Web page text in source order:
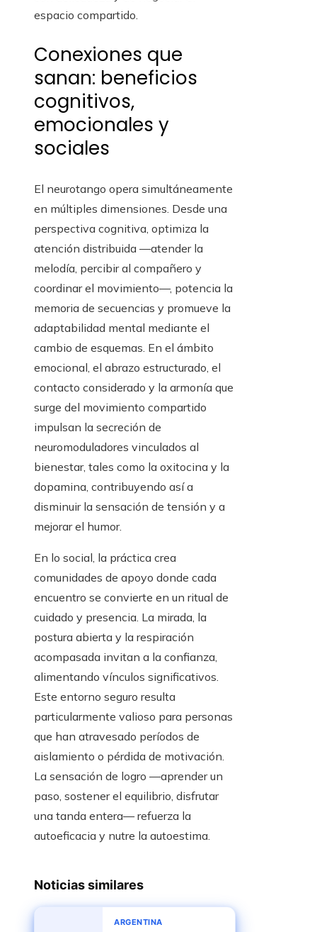
espacio compartido.
Conexiones que
sanan: beneficios
cognitivos,
emocionales y
sociales
El neurotango opera simultáneamente
en múltiples dimensiones. Desde una
perspectiva cognitiva, optimiza la
atención distribuida —atender la
melodía, percibir al compañero y
coordinar el movimiento—, potencia la
memoria de secuencias y promueve la
adaptabilidad mental mediante el
cambio de esquemas. En el ámbito
emocional, el abrazo estructurado, el
contacto considerado y la armonía que
surge del movimiento compartido
impulsan la secreción de
neuromoduladores vinculados al
bienestar, tales como la oxitocina y la
dopamina, contribuyendo así a
disminuir la sensación de tensión y a
mejorar el humor.
En lo social, la práctica crea
comunidades de apoyo donde cada
encuentro se convierte en un ritual de
cuidado y presencia. La mirada, la
postura abierta y la respiración
acompasada invitan a la confianza,
alimentando vínculos significativos.
Este entorno seguro resulta
particularmente valioso para personas
que han atravesado períodos de
aislamiento o pérdida de motivación.
La sensación de logro —aprender un
paso, sostener el equilibrio, disfrutar
una tanda entera— refuerza la
autoeficacia y nutre la autoestima.
Noticias similares
ARGENTINA